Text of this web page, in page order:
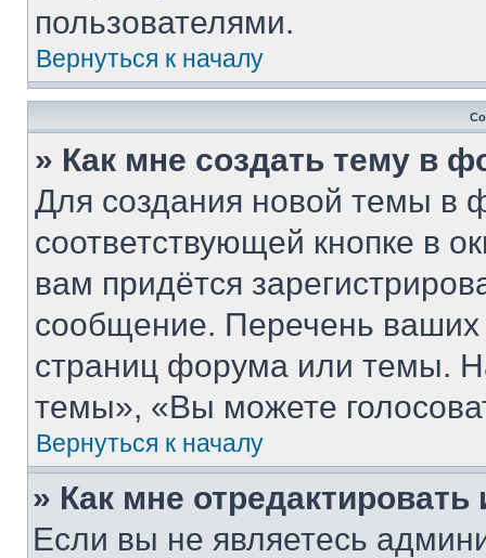
пользователями.
Вернуться к началу
» Как мне создать тему в
Для создания новой темы в
соответствующей кнопке в
вам придётся
сообщение. Перечень ваших
страниц форума или темы.
темы», «Вы можете
Вернуться к началу
» Как мне
Если вы не являетесь